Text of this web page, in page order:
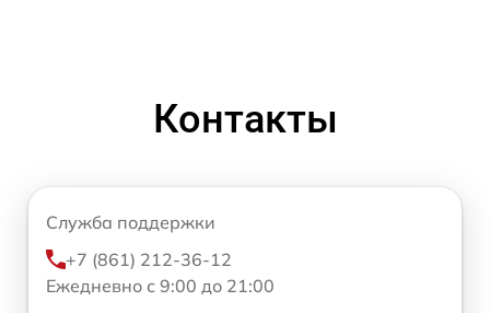
Контакты
Служба поддержки
+7 (861) 212-36-12
Ежедневно с 9:00 до 21:00